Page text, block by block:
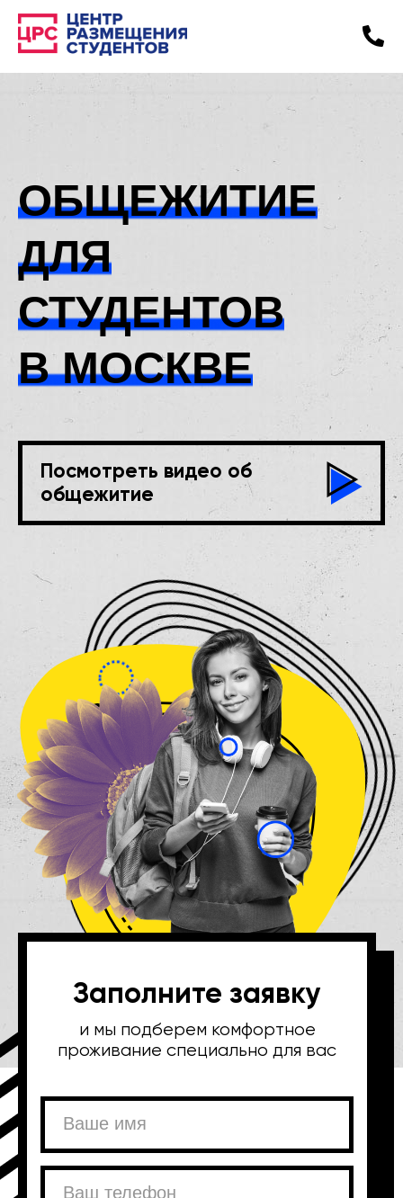
ОБЩЕЖИТИЕ
ДЛЯ
СТУДЕНТОВ
В МОСКВЕ
Посмотреть видео об
общежитие
Заполните заявку
и мы подберем комфортное
проживание специально для вас